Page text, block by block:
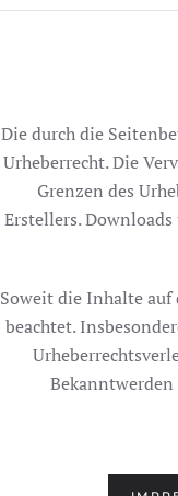
Die durch die
Urheberrecht. Die
Grenzen des
Erstellers.
Soweit die Inhalte
beachtet.